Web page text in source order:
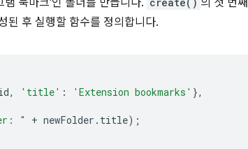
북마크'인 폴더를 만듭니다.
의 첫 번
된 후 실행할 함수를 정의합니다.
, 'title' : 'Extension bookmarks' },
" + newFolder . title);